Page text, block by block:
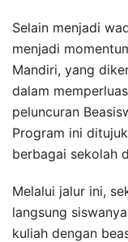
Selain menjadi
menjadi
Mandiri, yang
dalam
peluncuran
Program ini
berbagai sekolah
Melalui jalur ini,
langsung
kuliah dengan